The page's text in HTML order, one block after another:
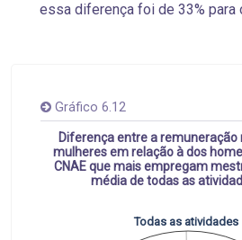
essa diferença foi de 33% para
Gráfico 6.12
Diferença entre a remuneração
mulheres em relação à dos
CNAE que mais empregam
média de todas as
Todas as atividades